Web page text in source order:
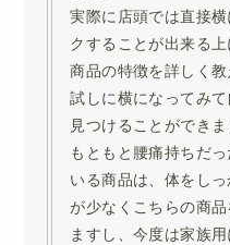
実際に店頭では直接
クすることが出来る
商品の特徴を詳しく
試しに横になってみ
見つけることができま
もともと腰痛持ちだ
いる商品は、体をし
が少なくこちらの商
ますし、今度は家族